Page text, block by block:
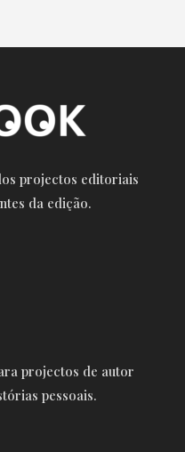
projectos editoriais
da edição.
projectos de autor
pessoais.